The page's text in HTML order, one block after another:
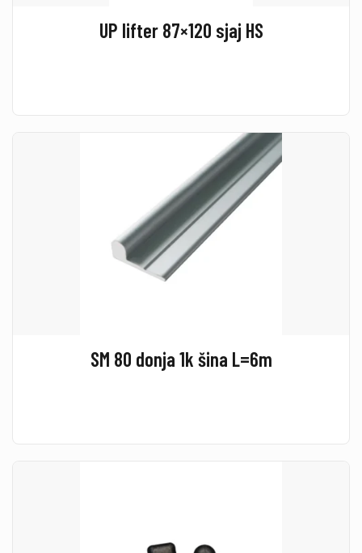
UP lifter 87×120 sjaj HS
SM 80 donja 1k šina L=6m